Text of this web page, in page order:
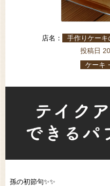
店名： 手作りケーキ
投稿日
ケーキ
孫の初節句✨✨